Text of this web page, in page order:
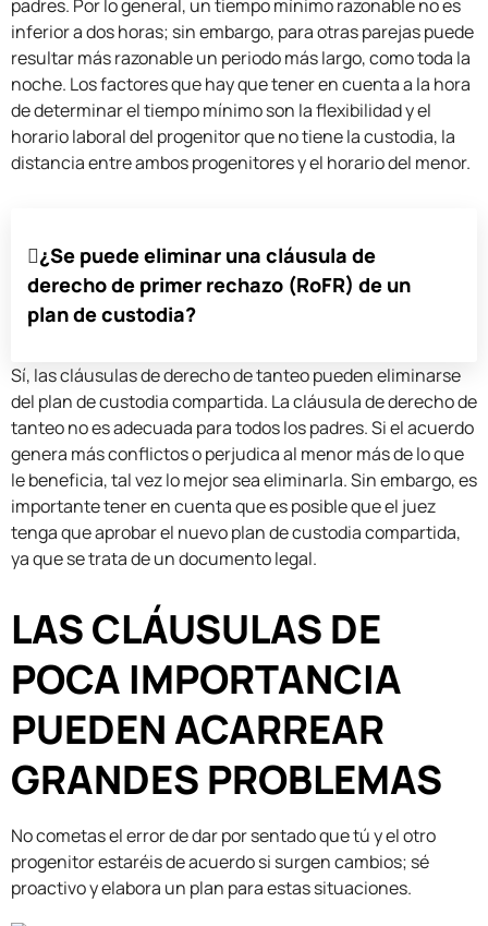
padres. Por lo general, un tiempo mínimo razonable no es
inferior a dos horas; sin embargo, para otras parejas puede
resultar más razonable un periodo más largo, como toda la
noche. Los factores que hay que tener en cuenta a la hora
de determinar el tiempo mínimo son la flexibilidad y el
horario laboral del progenitor que no tiene la custodia, la
distancia entre ambos progenitores y el horario del menor.
¿Se puede eliminar una cláusula de
derecho de primer rechazo (RoFR) de un
plan de custodia?
Sí, las cláusulas de derecho de tanteo pueden eliminarse
del plan de custodia compartida. La cláusula de derecho de
tanteo no es adecuada para todos los padres. Si el acuerdo
genera más conflictos o perjudica al menor más de lo que
le beneficia, tal vez lo mejor sea eliminarla. Sin embargo, es
importante tener en cuenta que es posible que el juez
tenga que aprobar el nuevo plan de custodia compartida,
ya que se trata de un documento legal.
LAS CLÁUSULAS DE
POCA IMPORTANCIA
PUEDEN ACARREAR
GRANDES PROBLEMAS
No cometas el error de dar por sentado que tú y el otro
progenitor estaréis de acuerdo si surgen cambios; sé
proactivo y elabora un plan para estas situaciones.